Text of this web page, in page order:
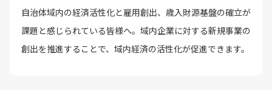
自治体域内の経済活性化と雇用創出、歳入財源基盤の確立が
課題と感じられている皆様へ。域内企業に対する新規事業の
創出を推進することで、域内経済の活性化が促進できます。